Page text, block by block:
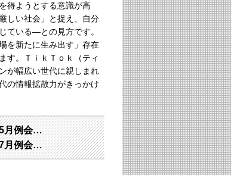
得ようとする意識が高
しい社会」と捉え、自分
ている―との見方です。
を新たに生み出す」存在
す。ＴｉｋＴｏｋ（ティ
が幅広い世代に親しまれ
の情報拡散力がきっかけ
月例会…
月例会…